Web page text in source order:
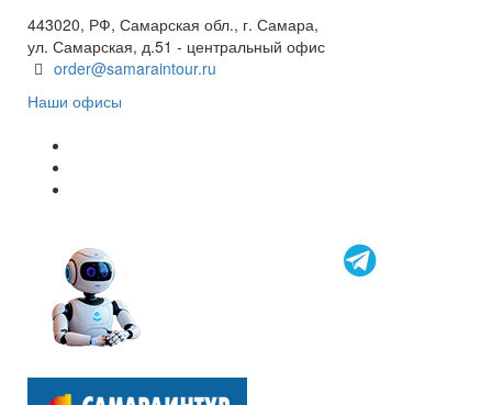
443020, РФ, Самарская обл., г. Самара,
ул. Самарская, д.51 - центральный офис
order@samaraintour.ru
Наши офисы